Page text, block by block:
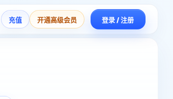
充值 开通高级会员 登录 / 注册